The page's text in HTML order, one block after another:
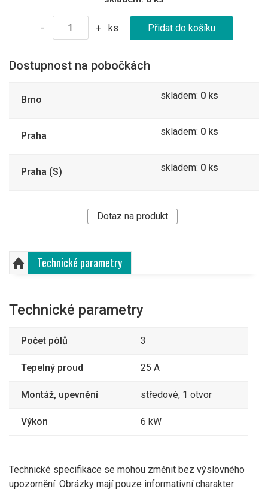
- + ks
Dostupnost na pobočkách
Brno skladem: 0 ks
Praha skladem: 0 ks
Praha (S) skladem: 0 ks
Dotaz na produkt
Technické parametry
Technické parametry
Počet pólů 3
Tepelný proud 25 A
Montáž, upevnění středové, 1 otvor
Výkon 6 kW
Technické specifikace se mohou změnit bez výslovného
upozornění. Obrázky mají pouze informativní charakter.